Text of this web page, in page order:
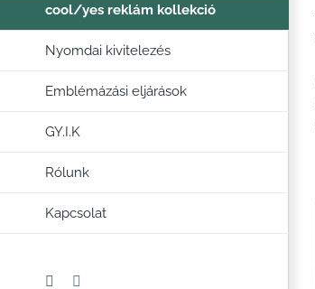
cool/yes reklám kollekció
Nyomdai kivitelezés
Emblémázási eljárások
GY.I.K
Rólunk
Kapcsolat
Facebook